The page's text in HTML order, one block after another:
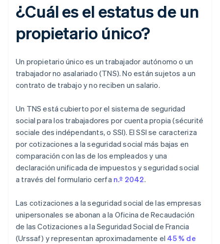
¿Cuál es el estatus de un
propietario único?
Un propietario único es un trabajador autónomo o un
trabajador no asalariado (TNS). No están sujetos a un
contrato de trabajo y no reciben un salario.
Un TNS está cubierto por el sistema de seguridad
social para los trabajadores por cuenta propia (sécurité
sociale des indépendants, o SSI). El SSI se caracteriza
por cotizaciones a la seguridad social más bajas en
comparación con las de los empleados y una
declaración unificada de impuestos y seguridad social
a través del formulario cerfa n.º 2042.
Las cotizaciones a la seguridad social de las empresas
unipersonales se abonan a la Oficina de Recaudación
de las Cotizaciones a la Seguridad Social de Francia
(Urssaf) y representan aproximadamente el 45 % de